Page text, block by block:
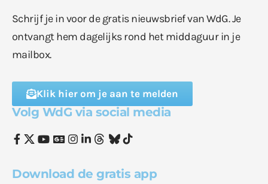
Schrijf je in voor de gratis nieuwsbrief van WdG. Je
ontvangt hem dagelijks rond het middaguur in je
mailbox.
Klik hier om je aan te melden
Volg WdG via social media
Download de gratis app